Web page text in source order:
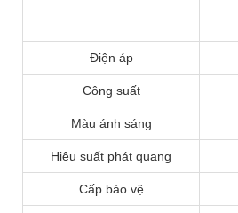
Điện áp
Công suất
Màu ánh sáng
Hiệu suất phát quang
Cấp bảo vệ